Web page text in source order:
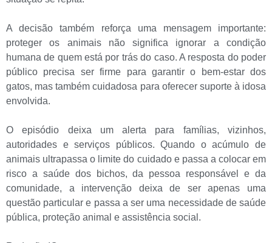
A decisão também reforça uma mensagem importante:
proteger os animais não significa ignorar a condição
humana de quem está por trás do caso. A resposta do poder
público precisa ser firme para garantir o bem-estar dos
gatos, mas também cuidadosa para oferecer suporte à idosa
envolvida.
O episódio deixa um alerta para famílias, vizinhos,
autoridades e serviços públicos. Quando o acúmulo de
animais ultrapassa o limite do cuidado e passa a colocar em
risco a saúde dos bichos, da pessoa responsável e da
comunidade, a intervenção deixa de ser apenas uma
questão particular e passa a ser uma necessidade de saúde
pública, proteção animal e assistência social.